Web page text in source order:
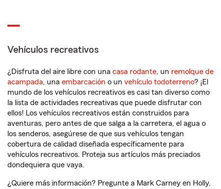
Vehículos recreativos
¿Disfruta del aire libre con una casa rodante, un remolque de
acampada, una embarcación o un vehículo todoterreno? ¡El
mundo de los vehículos recreativos es casi tan diverso como
la lista de actividades recreativas que puede disfrutar con
ellos! Los vehículos recreativos están construidos para
aventuras, pero antes de que salga a la carretera, el agua o
los senderos, asegúrese de que sus vehículos tengan
cobertura de calidad diseñada específicamente para
vehículos recreativos. Proteja sus artículos más preciados
dondequiera que vaya.
¿Quiere más información? Pregunte a Mark Carney en Holly,